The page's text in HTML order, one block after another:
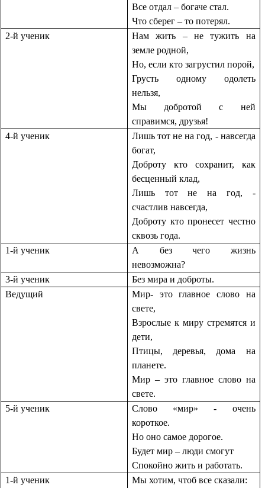
Все отдал – богаче стал.
Что сберег – то потерял.
2-й ученик
Нам жить – не тужить на
земле родной,
Но, если кто загрустил порой,
Грусть одному одолеть
нельзя,
Мы добротой с ней
справимся, друзья!
4-й ученик
Лишь тот не на год, - навсегда
богат,
Доброту кто сохранит, как
бесценный клад,
Лишь тот не на год, -
счастлив навсегда,
Доброту кто пронесет честно
сквозь года.
1-й ученик
А без чего жизнь
невозможна?
3-й ученик
Без мира и доброты.
Ведущий
Мир- это главное слово на
свете,
Взрослые к миру стремятся и
дети,
Птицы, деревья, дома на
планете.
Мир – это главное слово на
свете.
5-й ученик
Слово «мир» - очень
короткое.
Но оно самое дорогое.
Будет мир – люди смогут
Спокойно жить и работать.
1-й ученик
Мы хотим, чтоб все сказали: